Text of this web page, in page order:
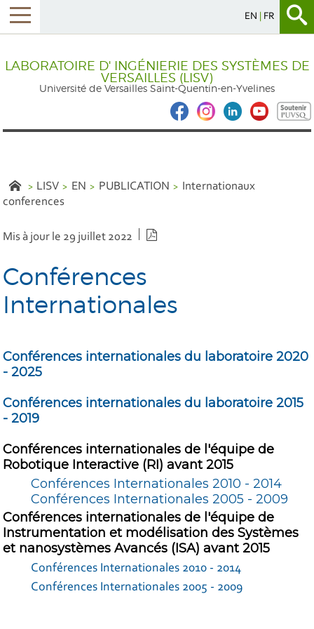
EN FR
LABORATOIRE D' INGÉNIERIE DES SYSTÈMES DE
VERSAILLES (LISV)
Université de Versailles Saint-Quentin-en-Yvelines
LISV EN PUBLICATION
Internationaux
conferences
Mis à jour le 29 juillet 2022
Conférences
Internationales
Conférences internationales du laboratoire 2020
- 2025
Conférences internationales du laboratoire 2015
- 2019
Conférences internationales de l'équipe de
Robotique Interactive (RI) avant 2015
Conférences Internationales 2010 - 2014
Conférences Internationales 2005 - 2009
Conférences internationales de l'équipe de
Instrumentation et modélisation des Systèmes
et nanosystèmes Avancés (ISA) avant 2015
Conférences Internationales 2010 - 2014
Conférences Internationales 2005 - 2009